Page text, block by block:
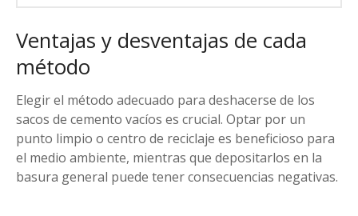
Ventajas y desventajas de cada
método
Elegir el método adecuado para deshacerse de los
sacos de cemento vacíos es crucial. Optar por un
punto limpio o centro de reciclaje es beneficioso para
el medio ambiente, mientras que depositarlos en la
basura general puede tener consecuencias negativas.